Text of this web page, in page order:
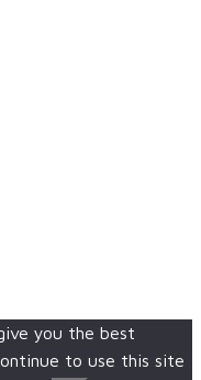
you the best
to use this site